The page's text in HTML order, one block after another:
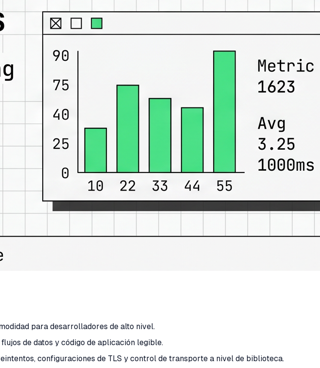
para desarrolladores de alto nivel.
de datos y código de aplicación legible.
configuraciones de TLS y control de transporte a nivel de biblioteca.